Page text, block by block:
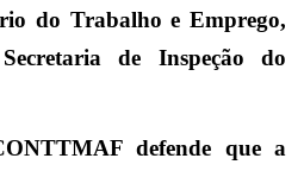
do Trabalho e Emprego,
de Inspeção do
defende que a